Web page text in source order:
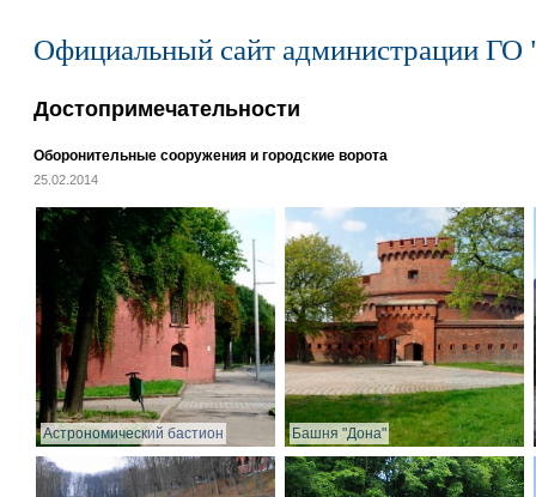
Официальный сайт администрации ГО
Достопримечательности
Оборонительные сооружения и городские ворота
25.02.2014
Астрономический бастион Башня "Дона"